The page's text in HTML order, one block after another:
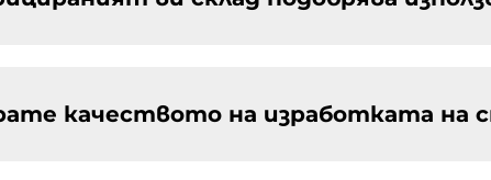
качеството на изработката на